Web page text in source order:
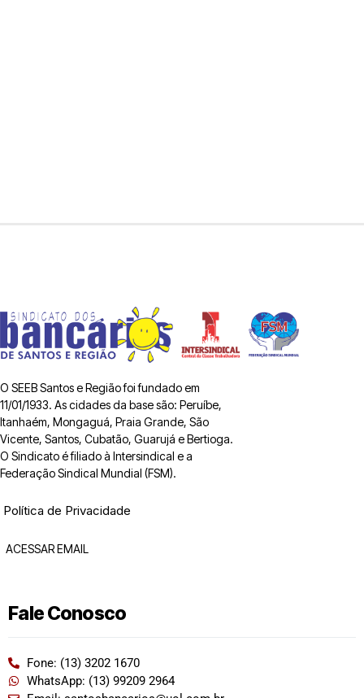
O SEEB Santos e Região foi fundado em
11/01/1933. As cidades da base são: Peruíbe,
Itanhaém, Mongaguá, Praia Grande, São
Vicente, Santos, Cubatão, Guarujá e Bertioga.
O Sindicato é filiado à Intersindical e a
Federação Sindical Mundial (FSM).
Política de Privacidade
ACESSAR EMAIL
Fale Conosco
Fone: (13) 3202 1670
WhatsApp: (13) 99209 2964